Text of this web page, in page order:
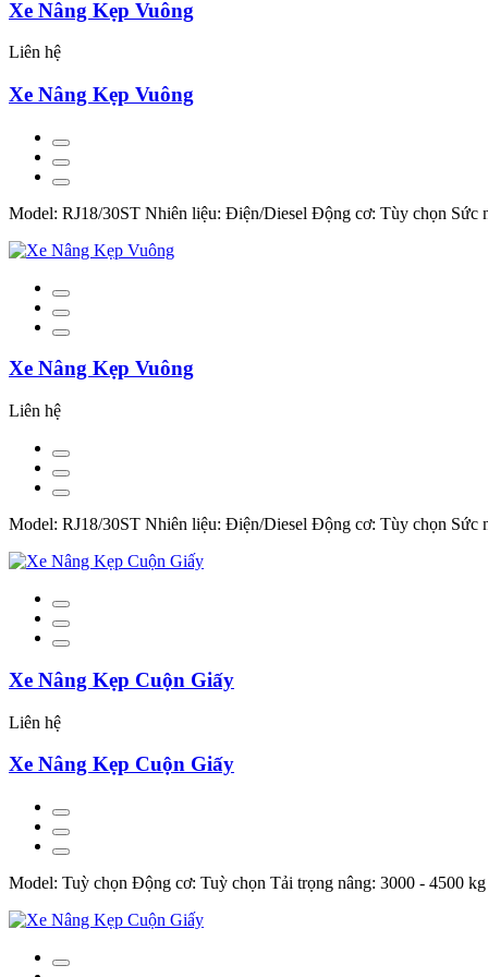
Xe Nâng Kẹp Vuông
Liên hệ
Xe Nâng Kẹp Vuông
Model: RJ18/30ST Nhiên liệu: Điện/Diesel Động cơ: Tùy chọn Sức
Xe Nâng Kẹp Vuông
Liên hệ
Model: RJ18/30ST Nhiên liệu: Điện/Diesel Động cơ: Tùy chọn Sức
Xe Nâng Kẹp Cuộn Giấy
Liên hệ
Xe Nâng Kẹp Cuộn Giấy
Model: Tuỳ chọn Động cơ: Tuỳ chọn Tải trọng nâng: 3000 - 4500